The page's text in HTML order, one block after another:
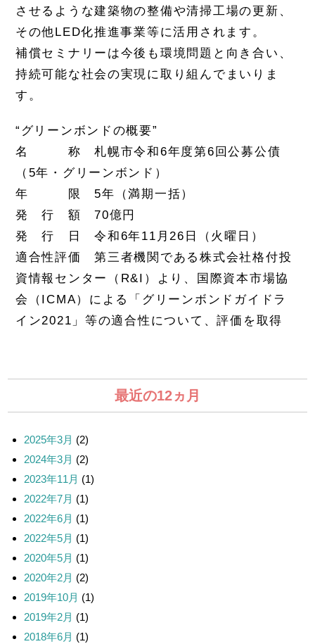
させるような建築物の整備や清掃工場の更新、
その他LED化推進事業等に活用されます。
補償セミナリーは今後も環境問題と向き合い、
持続可能な社会の実現に取り組んでまいりま
す。
“グリーンボンドの概要”
名 称 札幌市令和6年度第6回公募公債
（5年・グリーンボンド）
年 限 5年（満期一括）
発 行 額 70億円
発 行 日 令和6年11月26日（火曜日）
適合性評価 第三者機関である株式会社格付投
資情報センター（R&I）より、国際資本市場協
会（ICMA）による「グリーンボンドガイドラ
イン2021」等の適合性について、評価を取得
最近の12ヵ月
2025年3月 (2)
2024年3月 (2)
2023年11月 (1)
2022年7月 (1)
2022年6月 (1)
2022年5月 (1)
2020年5月 (1)
2020年2月 (2)
2019年10月 (1)
2019年2月 (1)
2018年6月 (1)